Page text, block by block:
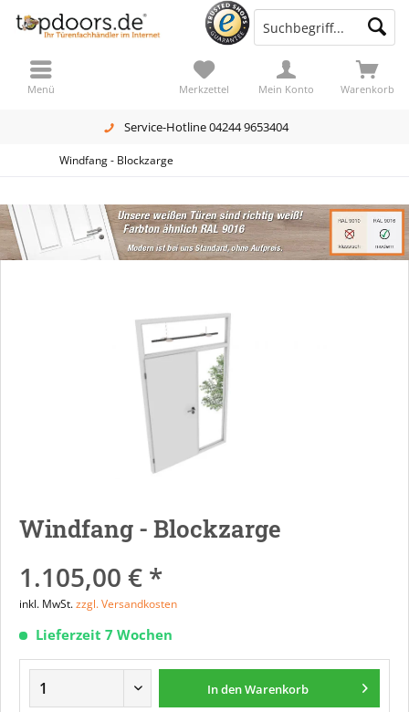
Service-Hotline 04244 9653404
Warenkorb
Merkzettel Mein Konto
Menü
Windfang - Blockzarge
Windfang - Blockzarge
1.105,00 € *
inkl. MwSt.zzgl. Versandkosten
Lieferzeit 7 Wochen
In denWarenkorb